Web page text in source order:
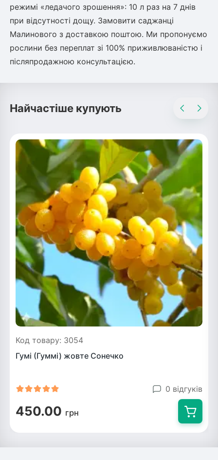
режимі «ледачого зрошення»: 10 л раз на 7 днів
при відсутності дощу. Замовити саджанці
Малинового з доставкою поштою. Ми пропонуємо
рослини без переплат зі 100% приживлюваністю і
післяпродажною консультацією.
Найчастіше купують
Код товару: 3054
Гумі (Гуммі) жовте Сонечко
0 відгуків
450.00 грн